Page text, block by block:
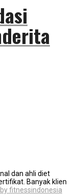
dan ahli diet
Banyak klien
fitnessindonesia